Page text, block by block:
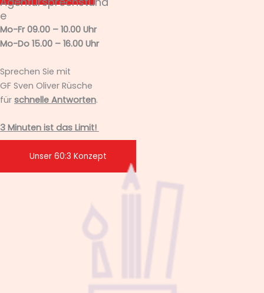
e
Mo-Fr 09.00 – 10.00 Uhr
Mo-Do 15.00 – 16.00 Uhr
Sprechen Sie mit
GF Sven Oliver Rüsche
für schnelle Antworten.
3 Minuten ist das Limit!
Unser 60:3 Konzept